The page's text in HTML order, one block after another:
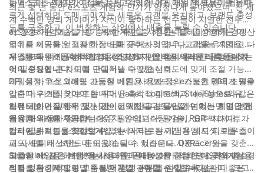
르게 선택하면 도매 구매자는 새로운 고객을 유치하고, 브랜드 충성
도를 구축하고, 이 번창하는 산업에서 매출을 늘릴 수 있습니다.
최근 몇 년 동안 e스포츠 게임의 인기가 엄청나게 높아졌으며, 전 세
계 수백만 명의 게이머가 자신이 좋아하는 선수들이 치열한 전투에
서 경쟁하는 모습을 보기 위해 게임을 시청합니다. 급성장하는 이 산
업에서 이익을 얻고자 하는 도매 구매자의 경우, 고객을 유치하고 다
시 찾도록 하기 위해 최고의 e스포츠 게임 액세서리를 비축하는 것
이 필수적입니다.
e스포츠 게임에서 가장 중요한 측면 중 하나는 플레이어에게 경쟁
우위를 제공하는 적절한 장비를 갖추는 것입니다. 고성능 게임용 마
우스부터 인체공학적 게임용 의자까지, 올바른 액세서리는 플레이
어의 성능에 큰 차이를 만들어낼 수 있습니다.
게임용 마우스를 선택할 때, 정밀성과 편안함의 완벽한 균형을 찾는
것이 중요합니다. 도매 구매자는 다양한 선호도에 맞게 조절 가능한
DPI 설정, 프로그래밍 가능한 버튼, 사용자 정의 가능한 RGB 조명을
갖춘 마우스를 찾아야 합니다. Razer, Logitech, SteelSeries와 같은
브랜드는 가장 안목 있는 게이머조차도 감동시킬 수 있는 최고급 게
임용 마우스를 제공합니다.
게임용 마우스 외에도 고품질 게임용 키보드는 e스포츠 팬에게 필수
입니다. 기계식 키보드는 뛰어난 촉각적 피드백과 내구성으로 유명
하여 게이머들에게 인기 있는 선택입니다. 몰입감 넘치는 게임 경험
을 위해 사용자 정의 키 스위치, 안티고스팅 기술, RGB 백라이트가
탑재된 키보드를 찾아보세요.
컴퓨터 화면 앞에서 몇 시간이고 시간을 보내는 게이머라면 편안한
게임용 의자에 투자하는 것은 필수입니다. 팔걸이, 요추 지지대, 리
클라이닝 기능을 조절할 수 있는 의자는 장시간 게임 시 피로를 줄이
고 자세를 개선하는 데 도움이 될 수 있습니다. DXRacer와
Secretlab 같은 브랜드는 스타일과 기능성을 결합한 다양한 게임용
의자를 제공하여 정말 독특한 게임 경험을 선사합니다.
기타 필수적인 e스포츠 게임 액세서리로는 게임용 헤드셋, 마우스
패드, 모니터 스탠드 등이 있습니다. 서라운드 사운드 기능을 갖춘
고품질 게임용 헤드셋을 사용하면 플레이어가 적의 발소리와 총소
리를 정확하게 알아낼 수 있어 경쟁 우위를 점할 수 있습니다. 크고
최고의 e스포츠 게임 액세서리를 구매하고자 하는 도매 구매자는 경
쟁력 있는 가격으로 고품질 제품을 구매할 수 있도록 평판이 좋은 유